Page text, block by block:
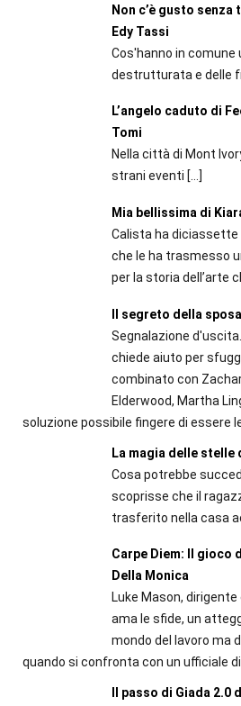
Non c’è gusto
Edy Tassi
Cos'hanno in comune
destrutturata e delle
L’angelo caduto di
Tomi
Nella città di Mont
strani eventi […]
Mia bellissima di
Calista ha diciassette
che le ha trasmesso
per la storia dell’arte
Il segreto della
Segnalazione
chiede aiuto per
combinato con
Elderwood, Martha
soluzione possibile fingere di essere
La magia delle stelle
Cosa potrebbe
scoprisse che il
trasferito nella casa
Carpe Diem: Il gioco
Della Monica
Luke Mason,
ama le sfide, un
mondo del lavoro ma
quando si confronta con un ufficiale
Il passo di Giada 2.0